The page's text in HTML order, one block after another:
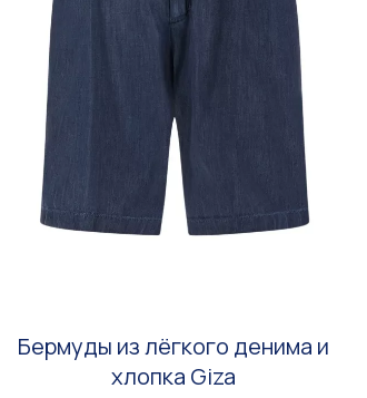
Бермуды из лёгкого денима и
хлопка Giza